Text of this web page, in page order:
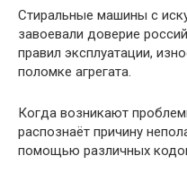
Стиральные машины с
завоевали доверие
правил эксплуатации,
поломке агрегата.
Когда возникают
распознаёт причину
помощью различных